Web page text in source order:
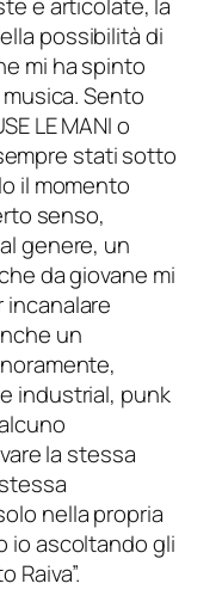
possibilità di
mi ha spinto
Sento
LE MANI o
sempre stati sotto
il momento
senso,
genere, un
da giovane mi
incanalare
un
industrial, punk
la stessa
nella propria
io ascoltando gli